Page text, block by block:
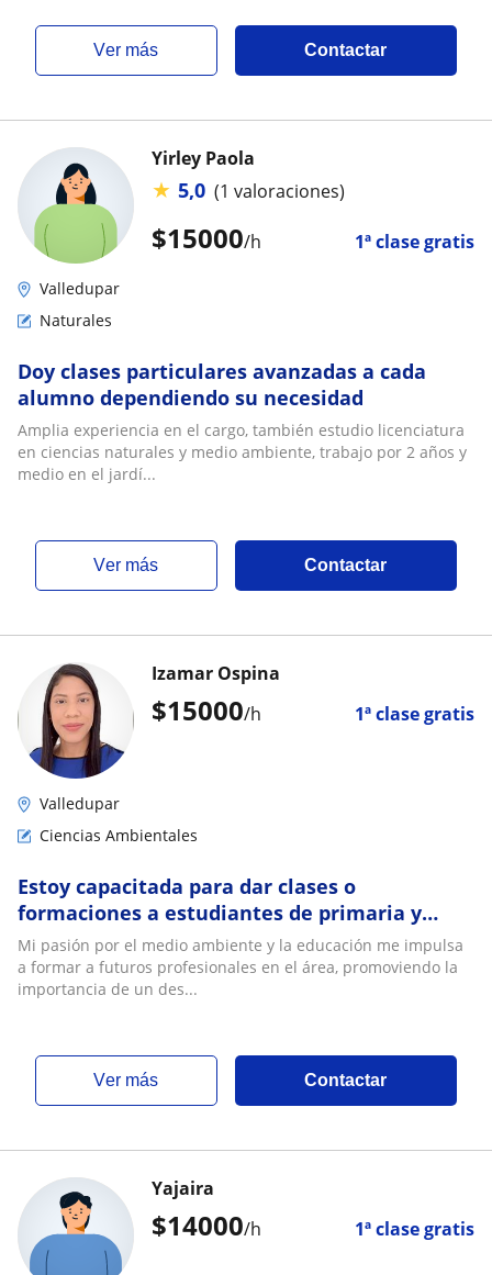
ver más Contactar
$15000/h 1ª clase gratis
Yirley Paola
★ 5,0 (1 valoraciones)
Valledupar
Naturales
Doy clases particulares avanzadas a cada
alumno dependiendo su necesidad
Amplia experiencia en el cargo, también estudio licenciatura
en ciencias naturales y medio ambiente, trabajo por 2 años y
medio en el jardí...
ver más Contactar
$15000/h 1ª clase gratis
Izamar Ospina
Valledupar
Ciencias Ambientales
Estoy capacitada para dar clases o
formaciones a estudiantes de primaria y
secuendaria
Mi pasión por el medio ambiente y la educación me impulsa
a formar a futuros profesionales en el área, promoviendo la
importancia de un des...
ver más Contactar
$14000/h 1ª clase gratis
Yajaira